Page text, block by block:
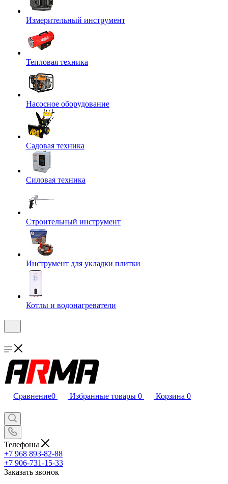
Измерительный инструмент
Тепловая техника
Насосное оборудование
Садовая техника
Силовая техника
Строительный инструмент
Инструмент для укладки плитки
Котлы и водонагреватели
Сравнение0 Избранные товары 0 Корзина 0
Телефоны
+7 968 893-82-88
+7 906-731-15-33
Заказать звонок